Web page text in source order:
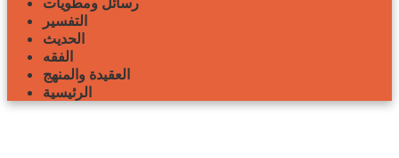
التفسير
الحديث
الفقه
العقيدة والمنهج
الرئيسية